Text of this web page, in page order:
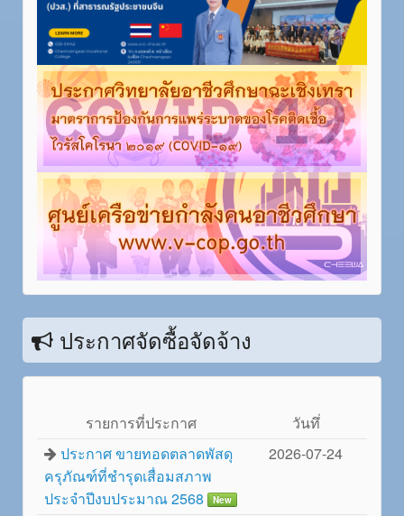
ประกาศจัดซื้อจัดจ้าง
รายการที่ประกาศ
วันทึ่
ประกาศ ขายทอดตลาดพัสดุ
ครุภัณฑ์ที่ชำรุดเสื่อมสภาพ
ประจำปีงบประมาณ 2568
New
2026-07-24